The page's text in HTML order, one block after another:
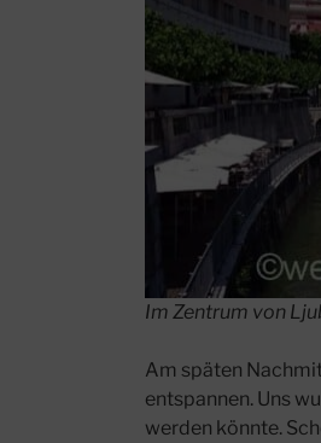
Im Zentrum von
Am späten
entspannen. Uns
werden könnte.